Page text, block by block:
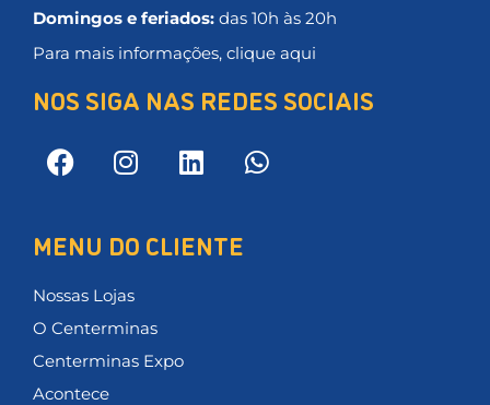
Domingos e feriados: das 10h às 20h
Para mais informações, clique aqui
NOS SIGA NAS REDES SOCIAIS
MENU DO CLIENTE
Nossas Lojas
O Centerminas
Centerminas Expo
Acontece